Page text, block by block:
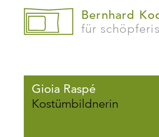
Bernhard
für
Gioia Raspé
Kostümbildnerin